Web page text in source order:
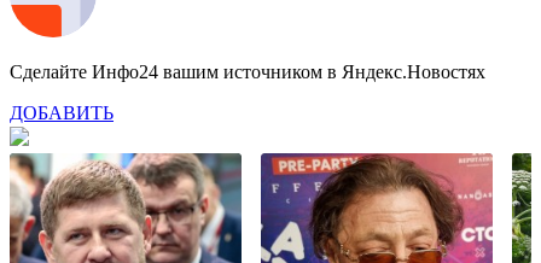
Сделайте Инфо24 вашим источником в Яндекс.Новостях
ДОБАВИТЬ